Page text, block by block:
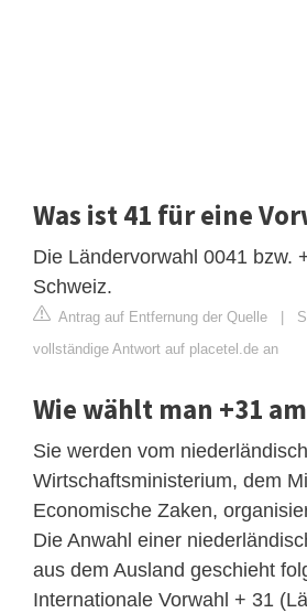
Was ist 41 für eine
Die Ländervorwahl 0041 bzw.
Schweiz.
Antrag auf Entfernung der Quelle
vollständige Antwort auf placetel.de an
Wie wählt man +31
Sie werden vom
Wirtschaftsministerium, dem
Economische Zaken,
Die Anwahl einer
aus dem Ausland geschieht
Internationale Vorwahl + 31